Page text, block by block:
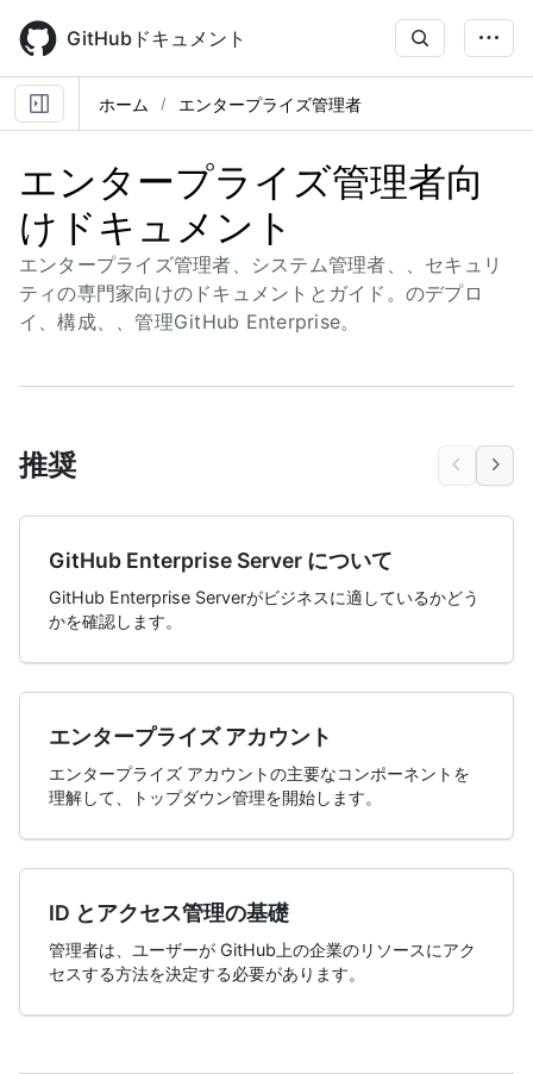
main
content
GitHubドキュメント
ホーム エンタープライズ管理者
エンタープライズ管理者向
けドキュメント
エンタープライズ管理者、システム管理者、、セキュリ
ティの専門家向けのドキュメントとガイド。のデプロ
イ、構成、、管理GitHub Enterprise。
推奨
GitHub Enterprise Server について
GitHub Enterprise Serverがビジネスに適しているかどう
かを確認します。
エンタープライズ アカウント
エンタープライズ アカウントの主要なコンポーネントを
理解して、トップダウン管理を開始します。
ID とアクセス管理の基礎
管理者は、ユーザーが GitHub上の企業のリソースにアク
セスする方法を決定する必要があります。